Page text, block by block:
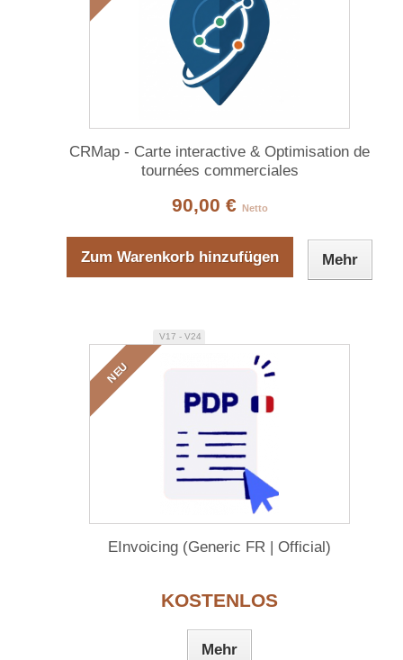
CRMap - Carte interactive & Optimisation de
tournées commerciales
90,00 € Netto
Zum Warenkorb hinzufügen Mehr
NEU
V17 - V24
EInvoicing (Generic FR | Official)
KOSTENLOS
Mehr